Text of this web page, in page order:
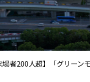
場者200人超】「グリーン